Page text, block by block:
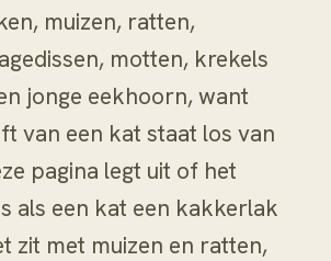
muizen, ratten,
motten, krekels
jonge eekhoorn, want
van een kat staat los van
pagina legt uit of het
als een kat een kakkerlak
zit met muizen en ratten,